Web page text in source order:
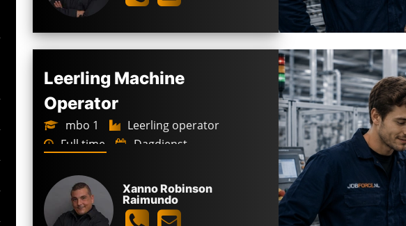
Leerling Machine
Operator
mbo 1
Leerling operator
Full time
Dagdienst
Xanno Robinson
Raimundo